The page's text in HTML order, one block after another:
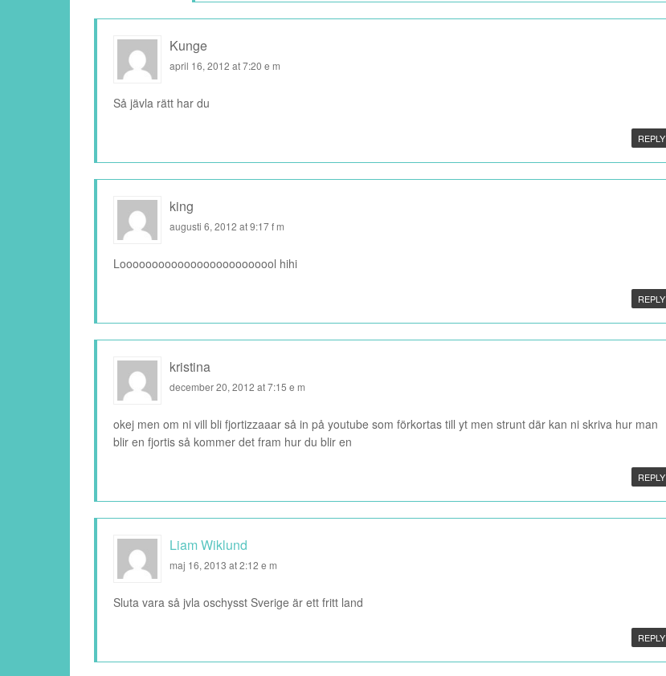
Kunge
april 16, 2012 at 7:20 e m
Så jävla rätt har du
REPLY
king
augusti 6, 2012 at 9:17 f m
Looooooooooooooooooooooool hihi
REPLY
kristina
december 20, 2012 at 7:15 e m
okej men om ni vill bli fjortizzaaar så in på youtube som förkortas till yt men strunt där kan ni skriva hur man
blir en fjortis så kommer det fram hur du blir en
REPLY
Liam Wiklund
maj 16, 2013 at 2:12 e m
Sluta vara så jvla oschysst Sverige är ett fritt land
REPLY